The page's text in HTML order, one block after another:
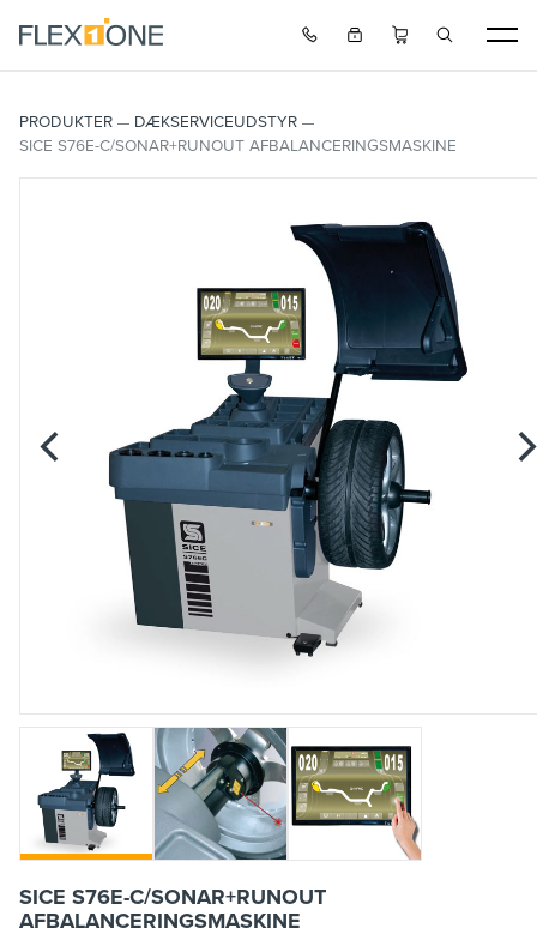
PRODUKTER
DÆKSERVICEUDSTYR
SICE S76E-C/SONAR+RUNOUT AFBALANCERINGSMASKINE
SICE S76E-C/SONAR+RUNOUT
AFBALANCERINGSMASKINE